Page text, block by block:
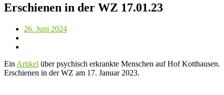
Erschienen in der WZ 17.01.23
26. Juni 2024
Ein Artikel über psychisch erkrankte Menschen auf Hof Kotthausen.
Erschienen in der WZ am 17. Januar 2023.